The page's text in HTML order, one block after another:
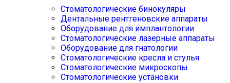
Стоматологические бинокуляры
Дентальные рентгеновские аппараты
Оборудование для имплантологии
Стоматологические лазерные аппараты
Оборудование для гнатологии
Стоматологические кресла и стулья
Стоматологические микроскопы
Стоматологические установки